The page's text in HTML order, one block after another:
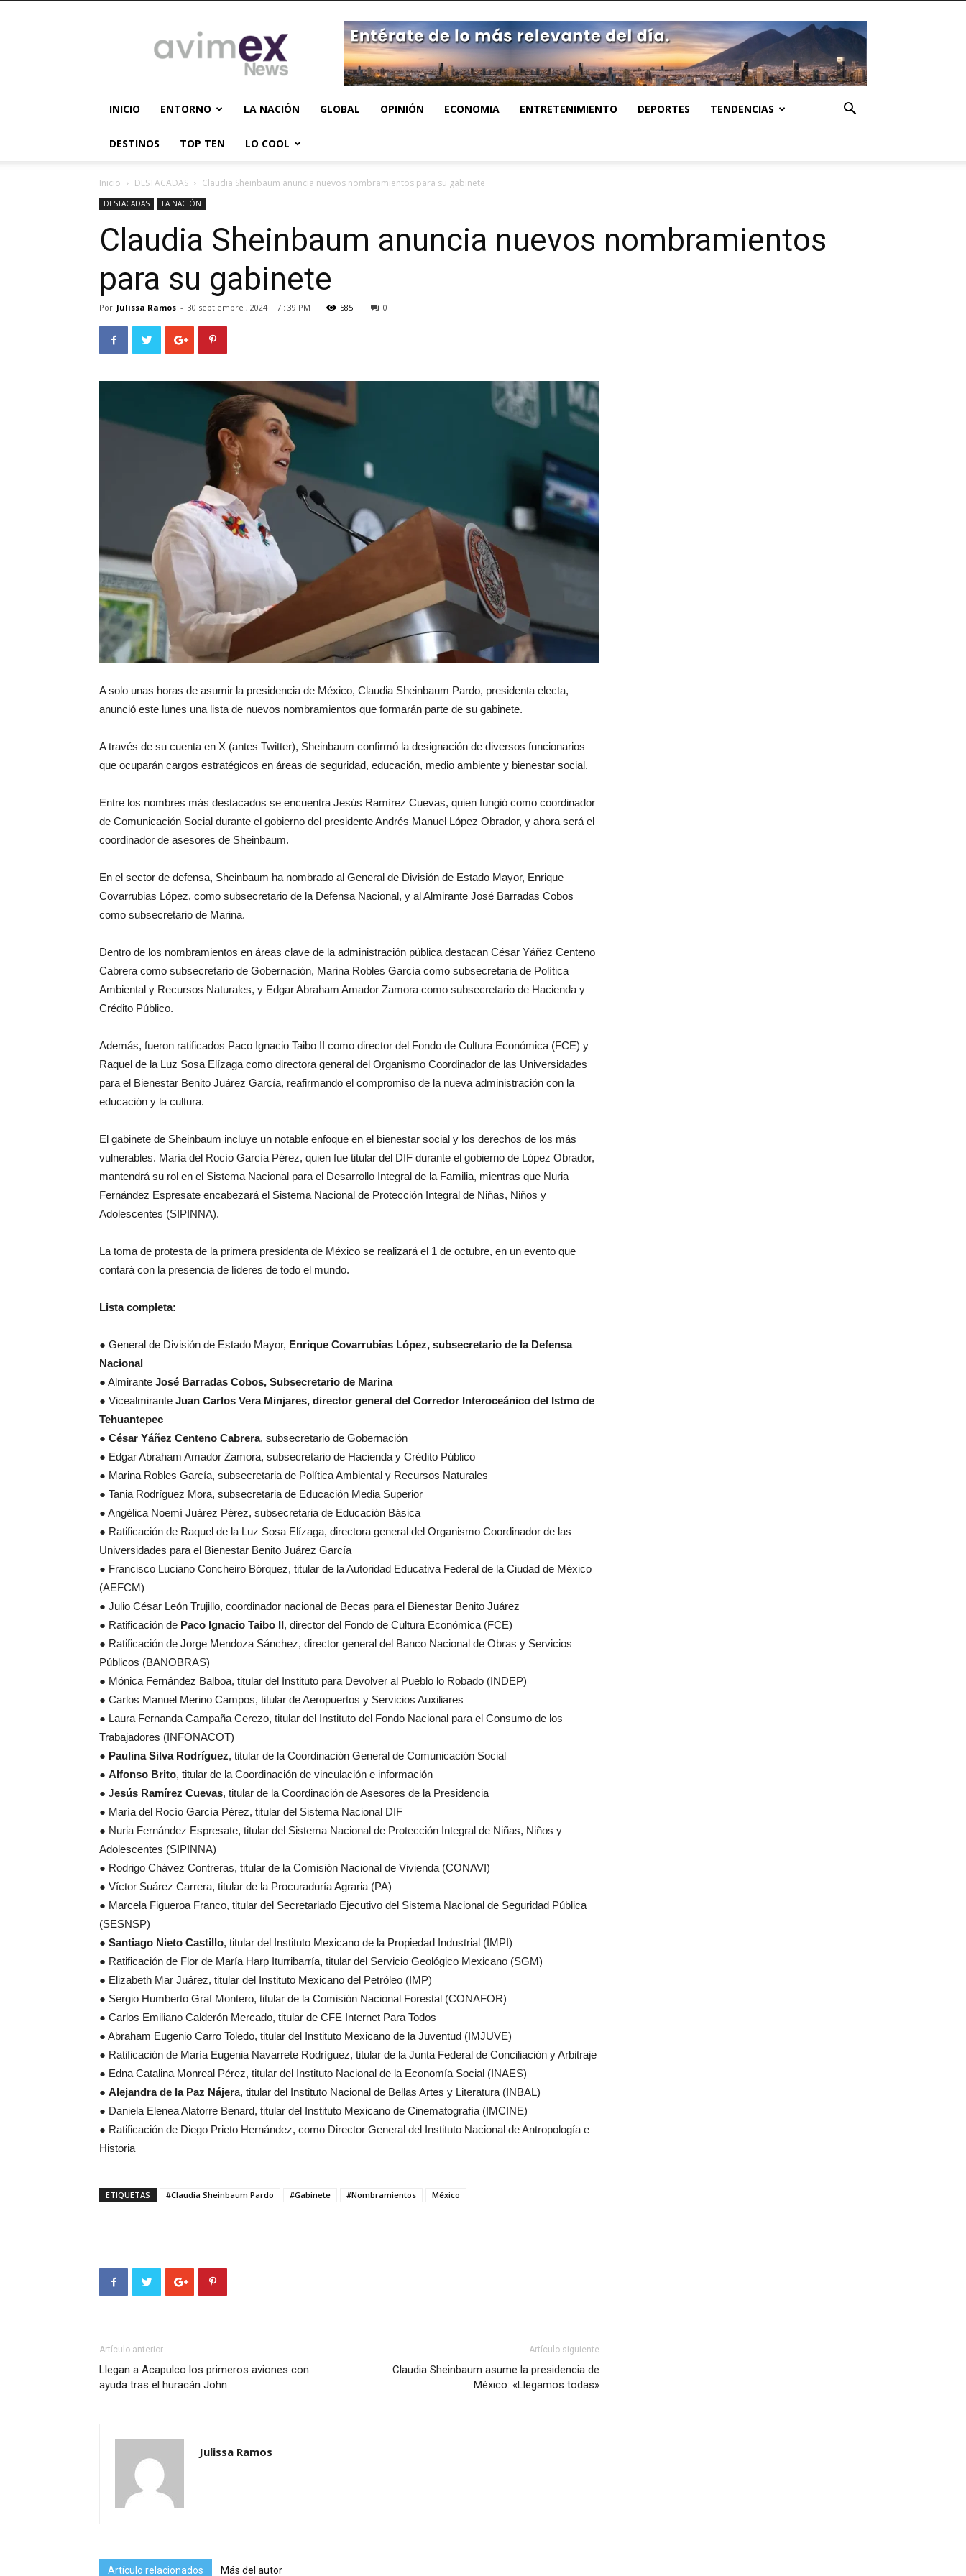
NEWS
INICIO ENTORNO LA NACIÓN GLOBAL OPINIÓN ECONOMIA ENTRETENIMIENTO DEPORTES TENDENCIAS
DESTINOS TOP TEN LO COOL
Inicio DESTACADAS Claudia Sheinbaum anuncia nuevos nombramientos para su gabinete
DESTACADAS LA NACIÓN
Claudia Sheinbaum anuncia nuevos nombramientos
para su gabinete
Por Julissa Ramos - 30 septiembre , 2024 | 7 : 39 PM 585 0
A solo unas horas de asumir la presidencia de México, Claudia Sheinbaum Pardo, presidenta electa,
anunció este lunes una lista de nuevos nombramientos que formarán parte de su gabinete.
A través de su cuenta en X (antes Twitter), Sheinbaum confirmó la designación de diversos funcionarios
que ocuparán cargos estratégicos en áreas de seguridad, educación, medio ambiente y bienestar social.
Entre los nombres más destacados se encuentra Jesús Ramírez Cuevas, quien fungió como coordinador
de Comunicación Social durante el gobierno del presidente Andrés Manuel López Obrador, y ahora será el
coordinador de asesores de Sheinbaum.
En el sector de defensa, Sheinbaum ha nombrado al General de División de Estado Mayor, Enrique
Covarrubias López, como subsecretario de la Defensa Nacional, y al Almirante José Barradas Cobos
como subsecretario de Marina.
Dentro de los nombramientos en áreas clave de la administración pública destacan César Yáñez Centeno
Cabrera como subsecretario de Gobernación, Marina Robles García como subsecretaria de Política
Ambiental y Recursos Naturales, y Edgar Abraham Amador Zamora como subsecretario de Hacienda y
Crédito Público.
Además, fueron ratificados Paco Ignacio Taibo II como director del Fondo de Cultura Económica (FCE) y
Raquel de la Luz Sosa Elízaga como directora general del Organismo Coordinador de las Universidades
para el Bienestar Benito Juárez García, reafirmando el compromiso de la nueva administración con la
educación y la cultura.
El gabinete de Sheinbaum incluye un notable enfoque en el bienestar social y los derechos de los más
vulnerables. María del Rocío García Pérez, quien fue titular del DIF durante el gobierno de López Obrador,
mantendrá su rol en el Sistema Nacional para el Desarrollo Integral de la Familia, mientras que Nuria
Fernández Espresate encabezará el Sistema Nacional de Protección Integral de Niñas, Niños y
Adolescentes (SIPINNA).
La toma de protesta de la primera presidenta de México se realizará el 1 de octubre, en un evento que
contará con la presencia de líderes de todo el mundo.
Lista completa:
● General de División de Estado Mayor, Enrique Covarrubias López, subsecretario de la Defensa
Nacional
● Almirante José Barradas Cobos, Subsecretario de Marina
● Vicealmirante Juan Carlos Vera Minjares, director general del Corredor Interoceánico del Istmo de
Tehuantepec
● César Yáñez Centeno Cabrera, subsecretario de Gobernación
● Edgar Abraham Amador Zamora, subsecretario de Hacienda y Crédito Público
● Marina Robles García, subsecretaria de Política Ambiental y Recursos Naturales
● Tania Rodríguez Mora, subsecretaria de Educación Media Superior
● Angélica Noemí Juárez Pérez, subsecretaria de Educación Básica
● Ratificación de Raquel de la Luz Sosa Elízaga, directora general del Organismo Coordinador de las
Universidades para el Bienestar Benito Juárez García
● Francisco Luciano Concheiro Bórquez, titular de la Autoridad Educativa Federal de la Ciudad de México
(AEFCM)
● Julio César León Trujillo, coordinador nacional de Becas para el Bienestar Benito Juárez
● Ratificación de Paco Ignacio Taibo II, director del Fondo de Cultura Económica (FCE)
● Ratificación de Jorge Mendoza Sánchez, director general del Banco Nacional de Obras y Servicios
Públicos (BANOBRAS)
● Mónica Fernández Balboa, titular del Instituto para Devolver al Pueblo lo Robado (INDEP)
● Carlos Manuel Merino Campos, titular de Aeropuertos y Servicios Auxiliares
● Laura Fernanda Campaña Cerezo, titular del Instituto del Fondo Nacional para el Consumo de los
Trabajadores (INFONACOT)
● Paulina Silva Rodríguez, titular de la Coordinación General de Comunicación Social
● Alfonso Brito, titular de la Coordinación de vinculación e información
● Jesús Ramírez Cuevas, titular de la Coordinación de Asesores de la Presidencia
● María del Rocío García Pérez, titular del Sistema Nacional DIF
● Nuria Fernández Espresate, titular del Sistema Nacional de Protección Integral de Niñas, Niños y
Adolescentes (SIPINNA)
● Rodrigo Chávez Contreras, titular de la Comisión Nacional de Vivienda (CONAVI)
● Víctor Suárez Carrera, titular de la Procuraduría Agraria (PA)
● Marcela Figueroa Franco, titular del Secretariado Ejecutivo del Sistema Nacional de Seguridad Pública
(SESNSP)
● Santiago Nieto Castillo, titular del Instituto Mexicano de la Propiedad Industrial (IMPI)
● Ratificación de Flor de María Harp Iturribarría, titular del Servicio Geológico Mexicano (SGM)
● Elizabeth Mar Juárez, titular del Instituto Mexicano del Petróleo (IMP)
● Sergio Humberto Graf Montero, titular de la Comisión Nacional Forestal (CONAFOR)
● Carlos Emiliano Calderón Mercado, titular de CFE Internet Para Todos
● Abraham Eugenio Carro Toledo, titular del Instituto Mexicano de la Juventud (IMJUVE)
● Ratificación de María Eugenia Navarrete Rodríguez, titular de la Junta Federal de Conciliación y Arbitraje
● Edna Catalina Monreal Pérez, titular del Instituto Nacional de la Economía Social (INAES)
● Alejandra de la Paz Nájera, titular del Instituto Nacional de Bellas Artes y Literatura (INBAL)
● Daniela Elenea Alatorre Benard, titular del Instituto Mexicano de Cinematografía (IMCINE)
● Ratificación de Diego Prieto Hernández, como Director General del Instituto Nacional de Antropología e
Historia
ETIQUETAS #Claudia Sheinbaum Pardo #Gabinete #Nombramientos México
Artículo anterior
Llegan a Acapulco los primeros aviones con
ayuda tras el huracán John
Artículo siguiente
Claudia Sheinbaum asume la presidencia de
México: «Llegamos todas»
Julissa Ramos
Artículo relacionados Más del autor